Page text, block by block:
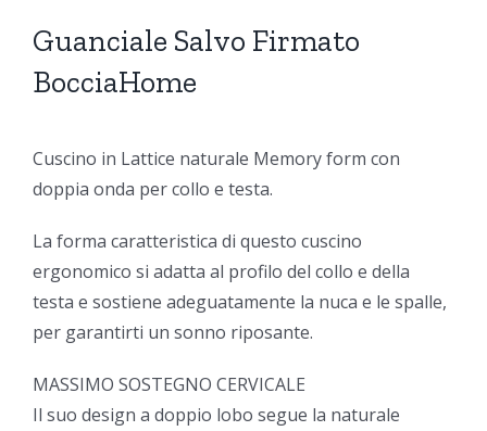
Guanciale Salvo Firmato
BocciaHome
Cuscino in Lattice naturale Memory form con
doppia onda per collo e testa.
La forma caratteristica di questo cuscino
ergonomico si adatta al profilo del collo e della
testa e sostiene adeguatamente la nuca e le spalle,
per garantirti un sonno riposante.
MASSIMO SOSTEGNO CERVICALE
Il suo design a doppio lobo segue la naturale